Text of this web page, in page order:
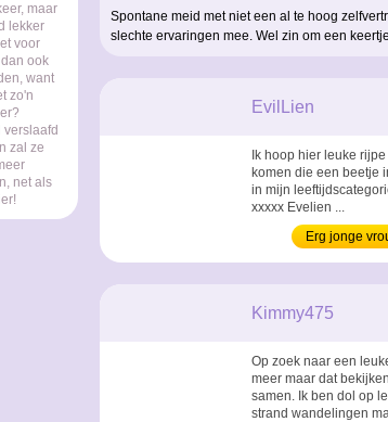
maar
lekker
voor
ook
want
zo'n
zal ze
net als
Spontane meid met niet een al te hoog
slechte ervaringen mee. Wel zin om een
EvilLien
Ik hoop hier leuke
komen die een beetje
in mijn
xxxxx Evelien ...
Erg jonge
Kimmy475
Op zoek naar een
meer maar dat
samen. Ik ben dol op
strand wandelingen